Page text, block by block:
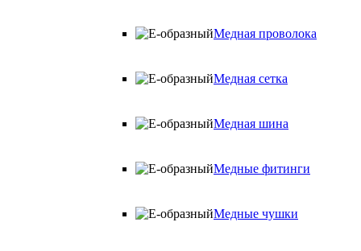
Медная проволока
Медная сетка
Медная шина
Медные фитинги
Медные чушки